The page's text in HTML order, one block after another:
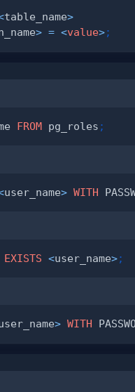
table_name>
> = <value>;
FROM pg_roles ;
user_name> WITH
EXISTS <user_name>;
> WITH